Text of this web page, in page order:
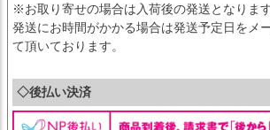
※お取り寄せの場合は入荷後の発送となります
発送にお時間がかかる場合は発送予定日をメ
て頂いております。
◇後払い決済